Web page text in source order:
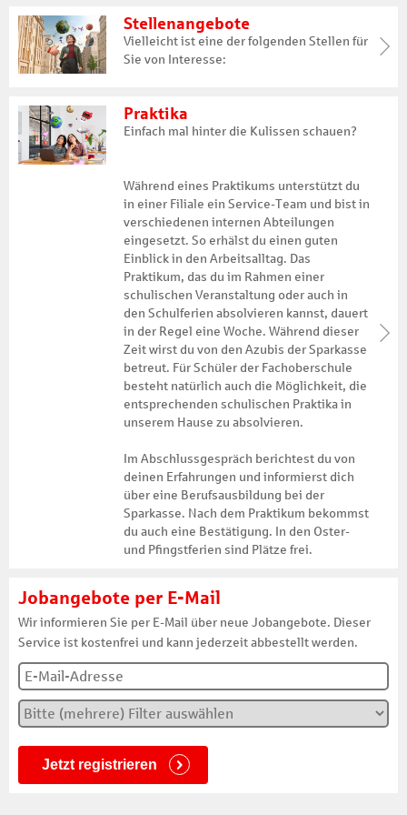
Stellenangebote
Vielleicht ist eine der folgenden Stellen für
Sie von Interesse:
Praktika
Einfach mal hinter die Kulissen schauen?
Während eines Praktikums unterstützt du
in einer Filiale ein Service-Team und bist in
verschiedenen internen Abteilungen
eingesetzt. So erhälst du einen guten
Einblick in den Arbeitsalltag. Das
Praktikum, das du im Rahmen einer
schulischen Veranstaltung oder auch in
den Schulferien absolvieren kannst, dauert
in der Regel eine Woche. Während dieser
Zeit wirst du von den Azubis der Sparkasse
betreut. Für Schüler der Fachoberschule
besteht natürlich auch die Möglichkeit, die
entsprechenden schulischen Praktika in
unserem Hause zu absolvieren.
Im Abschlussgespräch berichtest du von
deinen Erfahrungen und informierst dich
über eine Berufsausbildung bei der
Sparkasse. Nach dem Praktikum bekommst
du auch eine Bestätigung. In den Oster-
und Pfingstferien sind Plätze frei.
Jobangebote per E-Mail
Wir informieren Sie per E-Mail über neue Jobangebote. Dieser
Service ist kostenfrei und kann jederzeit abbestellt werden.